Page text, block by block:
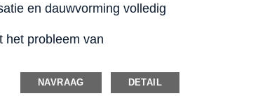
en dauwvorming volledig
het probleem van
NAVRAAG DETAIL